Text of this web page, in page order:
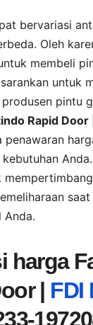
bervariasi
Oleh
membeli
untuk
pintu
Rapid Door |
penawaran
Anda.
harga
| FDI